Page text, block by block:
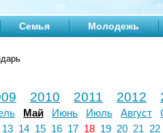
Семья Молодежь
2010 2011 2012
Май Июнь Июль Август
13 14 15 16 17 18 19 20 21 22